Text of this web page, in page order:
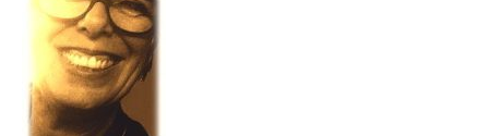
FORMATIONS DE FORMATEURS
CONSEILS & PRESTATIONS
REALISATIONS